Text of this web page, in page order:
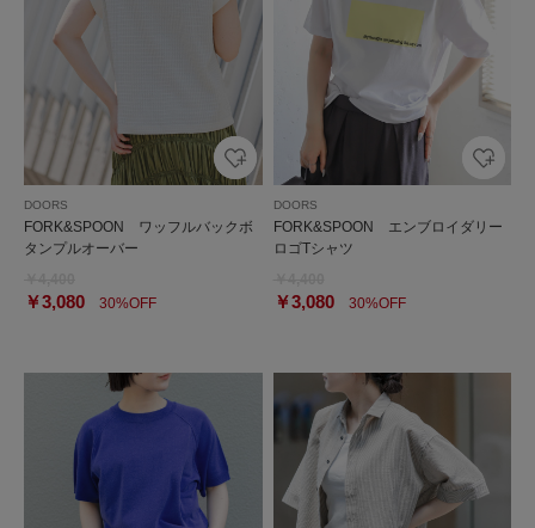
DOORS
FORK&SPOON ワッフルバックボ
タンプルオーバー
￥3,080 30%OFF
DOORS
FORK&SPOON エンブロイダリー
ロゴTシャツ
￥3,08030%OFF